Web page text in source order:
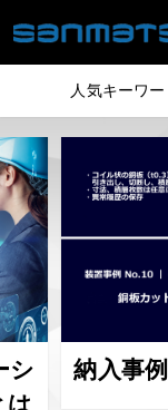
人気キーワー
10
自